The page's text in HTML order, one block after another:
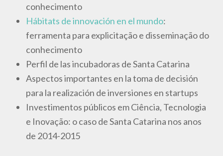
conhecimento
Hábitats de innovación en el mundo:
ferramenta para explicitação e disseminação do
conhecimento
Perfil de las incubadoras de Santa Catarina
Aspectos importantes en la toma de decisión
para la realización de inversiones en startups
Investimentos públicos em Ciência, Tecnologia
e Inovação: o caso de Santa Catarina nos anos
de 2014-2015